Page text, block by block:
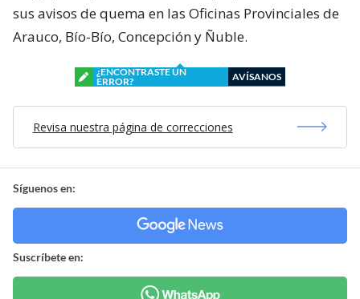
sus avisos de quema en las Oficinas Provinciales de
Arauco, Bío-Bío, Concepción y Ñuble.
¿ENCONTRASTE UN
ERROR?
AVÍSANOS
Revisa nuestra página de correcciones
Síguenos en:
Suscríbete en: